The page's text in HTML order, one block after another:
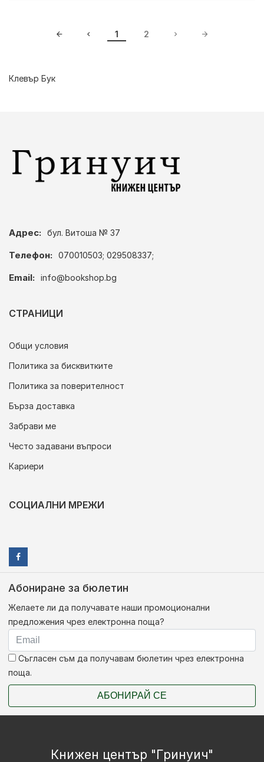
1 2
Клевър Бук
Адрес: бул. Витоша № 37
Телефон: 070010503; 029508337;
Email: info@bookshop.bg
СТРАНИЦИ
Общи условия
Политика за бисквитките
Политика за поверителност
Бърза доставка
Забрави ме
Често задавани въпроси
Кариери
СОЦИАЛНИ МРЕЖИ
Абониране за бюлетин
Желаете ли да получавате наши промоционални
предложения чрез електронна поща?
Съгласен съм да получавам бюлетин чрез електронна
поща.
АБОНИРАЙ СЕ
Книжен център "Гринуич"